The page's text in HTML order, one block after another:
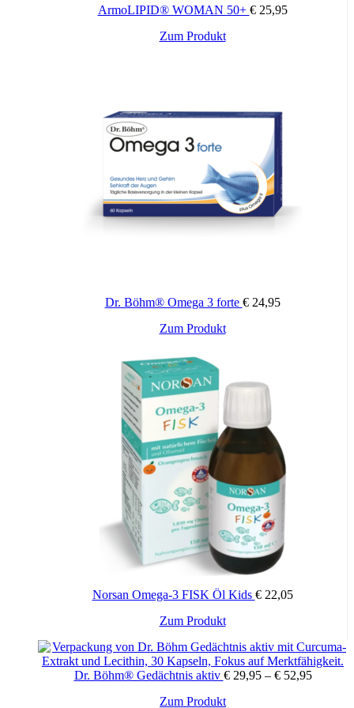
ArmoLIPID® WOMAN 50+ €25,95
Zum Produkt
Dr. Böhm® Omega 3 forte €24,95
Zum Produkt
Norsan Omega-3 FISK Öl Kids €22,05
Zum Produkt
Dr. Böhm® Gedächtnis aktiv €29,95– €52,95
Zum ProduktDieses